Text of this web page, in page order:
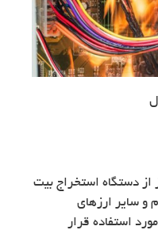
از دستگاه استخراج بیت
و سایر ارزهای
استفاده قرار